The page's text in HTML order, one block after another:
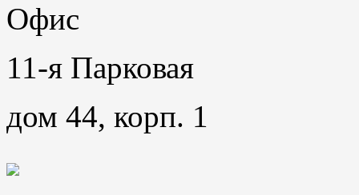
Офис
11-я Парковая
дом 44, корп. 1